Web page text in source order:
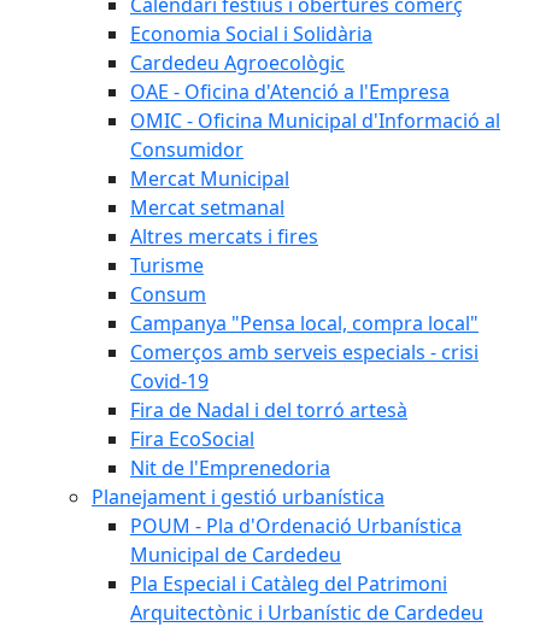
Economia Social i Solidària
Cardedeu Agroecològic
OAE - Oficina d'Atenció a l'Empresa
OMIC - Oficina Municipal d'Informació al
Consumidor
Mercat Municipal
Mercat setmanal
Altres mercats i fires
Turisme
Consum
Campanya "Pensa local, compra local"
Comerços amb serveis especials - crisi
Covid-19
Fira de Nadal i del torró artesà
Fira EcoSocial
Nit de l'Emprenedoria
Planejament i gestió urbanística
POUM - Pla d'Ordenació Urbanística
Municipal de Cardedeu
Pla Especial i Catàleg del Patrimoni
Arquitectònic i Urbanístic de Cardedeu